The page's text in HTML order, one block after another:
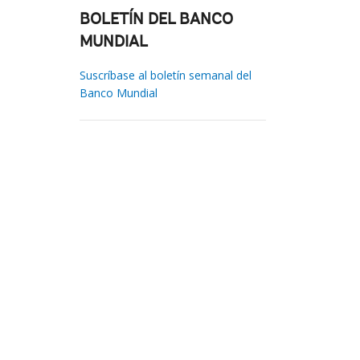
BOLETÍN DEL BANCO
MUNDIAL
Suscríbase al boletín semanal del
Banco Mundial